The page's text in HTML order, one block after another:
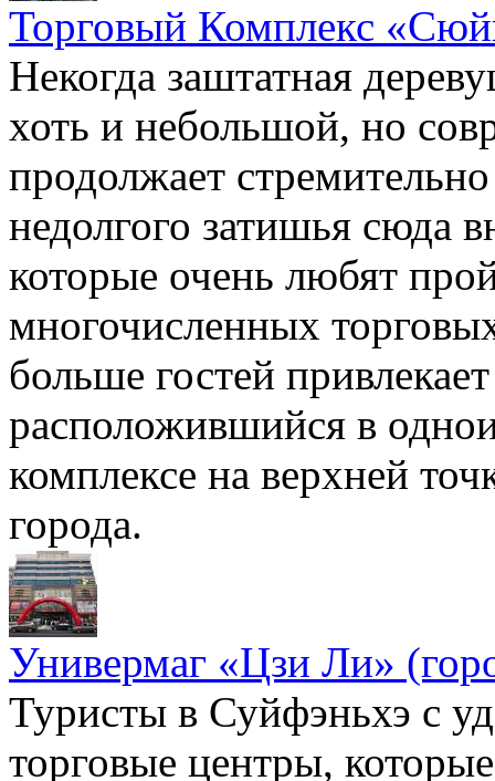
Торговый Комплекс
Некогда заштатная
хоть и небольшой, но
продолжает
недолгого затишья сюда
которые очень любят
многочисленных
больше гостей
расположившийся в
комплексе на верхней
города.
Универмаг «Цзи Ли»
Туристы в Суйфэньхэ с
торговые центры,